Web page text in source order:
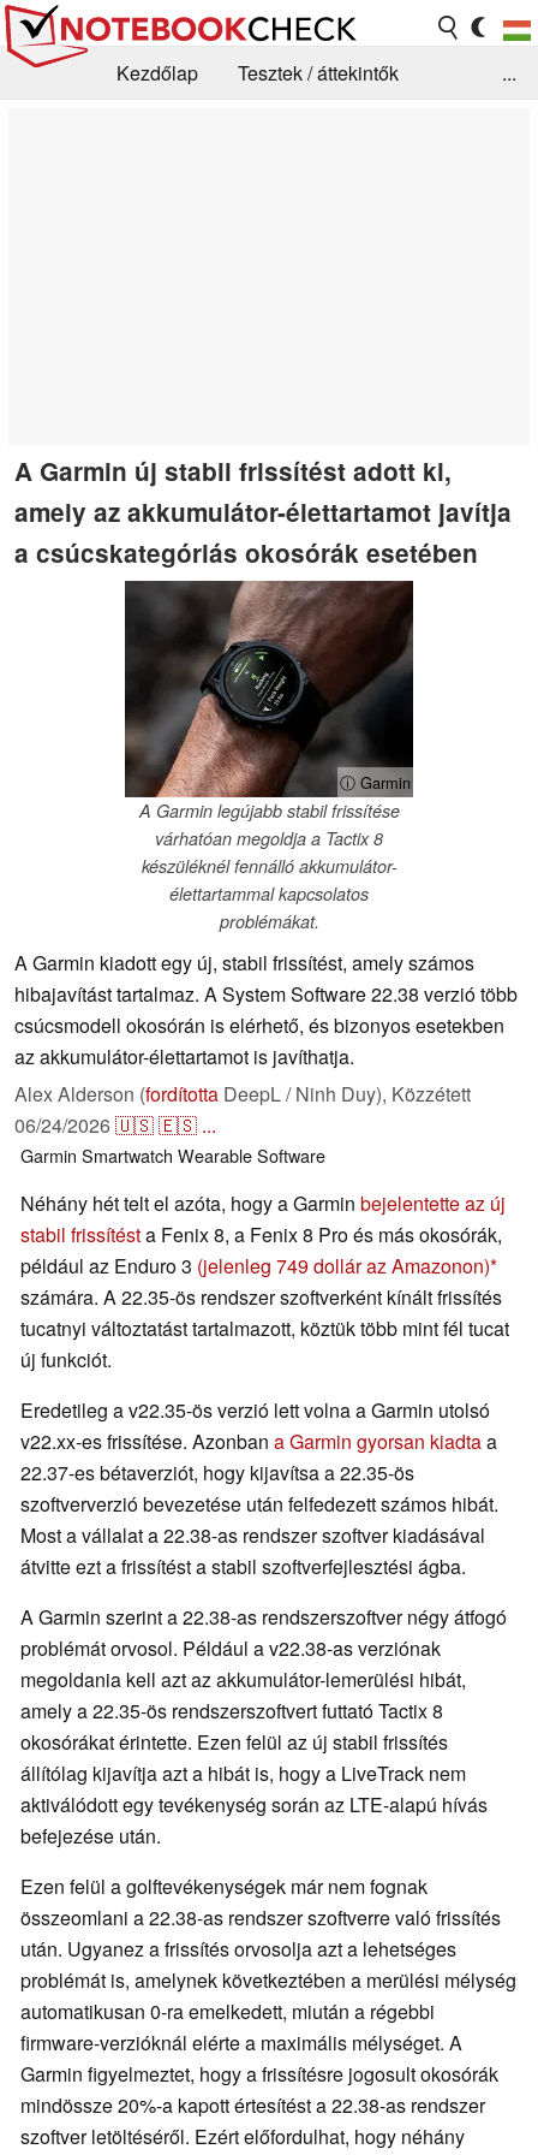
Kezdőlap
Tesztek / áttekintők
...
A Garmin új stabil frissítést adott ki,
amely az akkumulátor-élettartamot javítja
a csúcskategóriás okosórák esetében
ⓘ Garmin
A Garmin legújabb stabil frissítése
várhatóan megoldja a Tactix 8
készüléknél fennálló akkumulátor-
élettartammal kapcsolatos
problémákat.
A Garmin kiadott egy új, stabil frissítést, amely számos
hibajavítást tartalmaz. A System Software 22.38 verzió több
csúcsmodell okosórán is elérhető, és bizonyos esetekben
az akkumulátor-élettartamot is javíthatja.
Alex Alderson (fordította DeepL / Ninh Duy), Közzétett
06/24/2026🇺🇸🇪🇸 ...
Garmin Smartwatch WearableSoftware
Néhány hét telt el azóta, hogy a Garmin bejelentette az új
stabil frissítésta Fenix 8, a Fenix 8 Pro és más okosórák,
például az Enduro 3 (jelenleg 749 dollár az Amazonon)
számára. A 22.35-ös rendszer szoftverként kínált frissítés
tucatnyi változtatást tartalmazott, köztük több mint fél tucat
új funkciót.
Eredetileg a v22.35-ös verzió lett volna a Garmin utolsó
v22.xx-es frissítése. Azonban a Garmin gyorsan kiadtaa
22.37-es bétaverziót, hogy kijavítsa a 22.35-ös
szoftververzió bevezetése után felfedezett számos hibát.
Most a vállalat a 22.38-as rendszer szoftver kiadásával
átvitte ezt a frissítést a stabil szoftverfejlesztési ágba.
A Garmin szerint a 22.38-as rendszerszoftver négy átfogó
problémát orvosol. Például a v22.38-as verziónak
megoldania kell azt az akkumulátor-lemerülési hibát,
amely a 22.35-ös rendszerszoftvert futtató Tactix 8
okosórákat érintette. Ezen felül az új stabil frissítés
állítólag kijavítja azt a hibát is, hogy a LiveTrack nem
aktiválódott egy tevékenység során az LTE-alapú hívás
befejezése után.
Ezen felül a golftevékenységek már nem fognak
összeomlani a 22.38-as rendszer szoftverre való frissítés
után. Ugyanez a frissítés orvosolja azt a lehetséges
problémát is, amelynek következtében a merülési mélység
automatikusan 0-ra emelkedett, miután a régebbi
firmware-verzióknál elérte a maximális mélységet. A
Garmin figyelmeztet, hogy a frissítésre jogosult okosórák
mindössze 20%-a kapott értesítést a 22.38-as rendszer
szoftver letöltéséről. Ezért előfordulhat, hogy néhány